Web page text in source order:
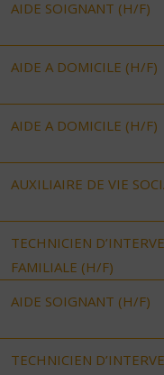
AIDE SOIGNANT (H/F)
AIDE A DOMICILE (H/F)
AIDE A DOMICILE (H/F)
AUXILIAIRE DE VIE
TECHNICIEN
FAMILIALE (H/F)
AIDE SOIGNANT (H/F)
TECHNICIEN